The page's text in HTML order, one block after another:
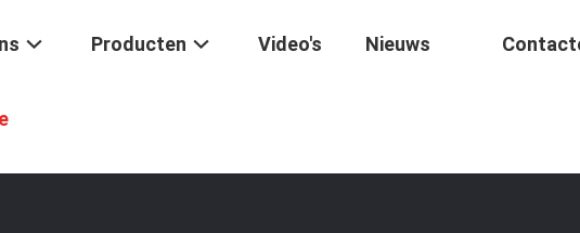
Producten Video's Nieuws